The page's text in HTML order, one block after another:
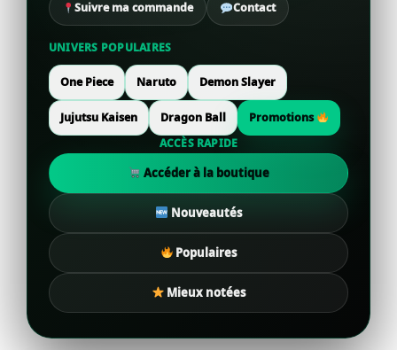
Suivre ma commande Contact
UNIVERS POPULAIRES
One Piece Naruto Demon Slayer
Jujutsu Kaisen Dragon Ball
Promotions
ACCÈS RAPIDE
Accéder à la boutique
Nouveautés
Populaires
Mieux notées